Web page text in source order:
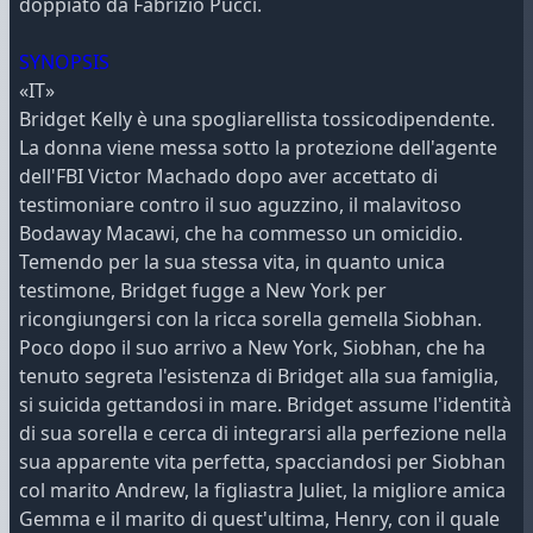
SYNOPSIS
«IT»
Bridget Kelly è una spogliarellista tossicodipendente.
La donna viene messa sotto la protezione dell'agente
dell'FBI Victor Machado dopo aver accettato di
testimoniare contro il suo aguzzino, il malavitoso
Bodaway Macawi, che ha commesso un omicidio.
Temendo per la sua stessa vita, in quanto unica
testimone, Bridget fugge a New York per
ricongiungersi con la ricca sorella gemella Siobhan.
Poco dopo il suo arrivo a New York, Siobhan, che ha
tenuto segreta l'esistenza di Bridget alla sua famiglia,
si suicida gettandosi in mare. Bridget assume l'identità
di sua sorella e cerca di integrarsi alla perfezione nella
sua apparente vita perfetta, spacciandosi per Siobhan
col marito Andrew, la figliastra Juliet, la migliore amica
Gemma e il marito di quest'ultima, Henry, con il quale